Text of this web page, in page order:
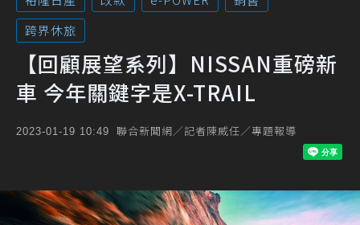
跨界休旅
【回顧展望系列】NISSAN重磅新
車 今年關鍵字是X-TRAIL
2023-01-19 10:49 聯合新聞網／記者陳威任／專題報導